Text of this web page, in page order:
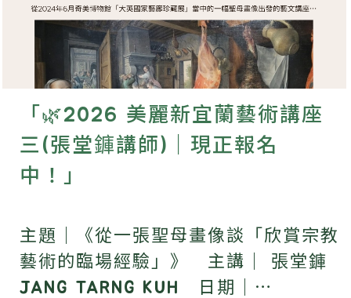
「🌿2026 美麗新宜蘭藝術講座
三(張堂龲講師)｜現正報名
中！」
主題｜《從一張聖母畫像談「欣賞宗教
藝術的臨場經驗」》 主講｜ 張堂龲
JANG TARNG KUH 日期｜